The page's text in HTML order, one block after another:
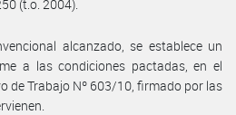
(t.o. 2004).
alcanzado, se establece un
a las condiciones pactadas, en el
de Trabajo Nº 603/10, firmado por las